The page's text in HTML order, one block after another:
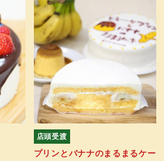
店頭受渡
プリンとバナナのまるまるケー